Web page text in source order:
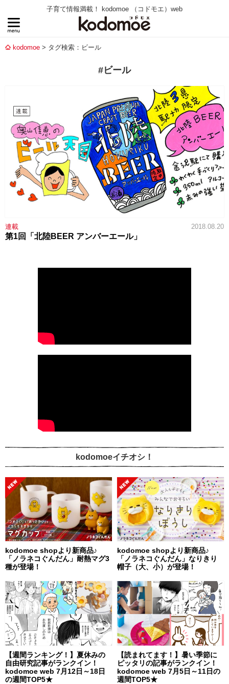
子育て情報満載！ kodomoe （コドモエ）web
kodomoe タグ検索：ビール
#ビール
連載 2018.08.20
第1回「北陸BEER アンバーエール」
kodomoeイチオシ！
kodomoe shopより新商品♪
「ノラネコぐんだん」耐熱マグ3
種が登場！
kodomoe shopより新商品♪
「ノラネコぐんだん」なりきり
帽子（大、小）が登場！
【週間ランキング！】夏休みの
自由研究記事がランクイン！
kodomoe web 7月12日～18日
の週間TOP5★
【読まれてます！】暑い季節に
ピッタリの記事がランクイン！
kodomoe web 7月5日～11日の
週間TOP5★